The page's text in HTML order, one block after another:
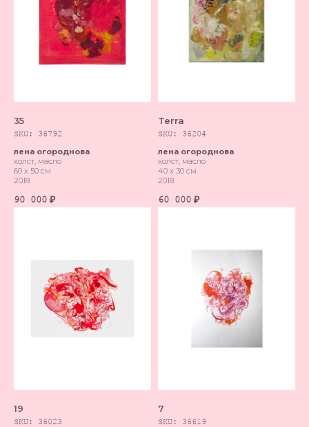
35
SKU: 36792
лена огороднова
холст, масло
60 х 50 см
2018
90 000 ₽
Terra
SKU: 36204
лена огороднова
холст, масло
40 х 30 см
2018
60 000 ₽
19
SKU: 36023
7
SKU: 36619